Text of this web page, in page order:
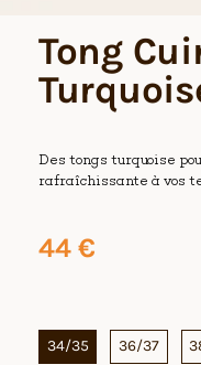
Tong
Des tongs turquoise
rafraîchissante à vos
44 €
34/35 36/37